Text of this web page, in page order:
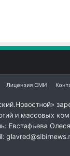
Лицензия СМИ
и массовых
Евстафьева